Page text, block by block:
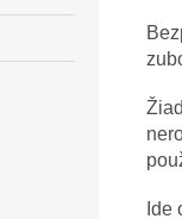
Ide